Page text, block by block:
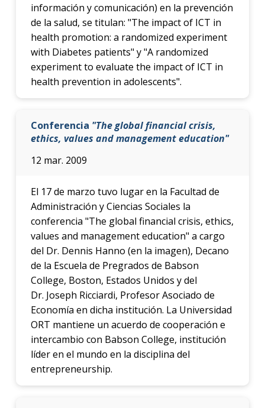
información y comunicación) en la prevención
de la salud, se titulan: "The impact of ICT in
health promotion: a randomized experiment
with Diabetes patients" y "A randomized
experiment to evaluate the impact of ICT in
health prevention in adolescents".
Conferencia "The global financial crisis,
ethics, values and management education"
12 mar. 2009
El 17 de marzo tuvo lugar en la Facultad de
Administración y Ciencias Sociales la
conferencia "The global financial crisis, ethics,
values and management education" a cargo
del Dr. Dennis Hanno (en la imagen), Decano
de la Escuela de Pregrados de Babson
College, Boston, Estados Unidos y del
Dr. Joseph Ricciardi, Profesor Asociado de
Economía en dicha institución. La Universidad
ORT mantiene un acuerdo de cooperación e
intercambio con Babson College, institución
líder en el mundo en la disciplina del
entrepreneurship.